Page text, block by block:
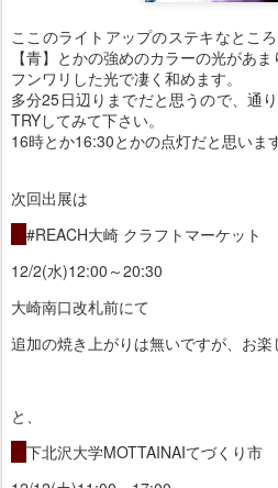
ここのライトアップのステキなとこ
【青】とかの強めのカラーの光があま
フンワリした光で凄く和めます。
多分25日辺りまでだと思うので、通
TRYしてみて下さい。
16時とか16:30とかの点灯だと思います
次回出展は
#REACH大崎 クラフトマーケット
12/2(水)12:00～20:30
大崎南口改札前にて
追加の焼き上がりは無いですが、お楽
と、
下北沢大学MOTTAINAIてづくり市